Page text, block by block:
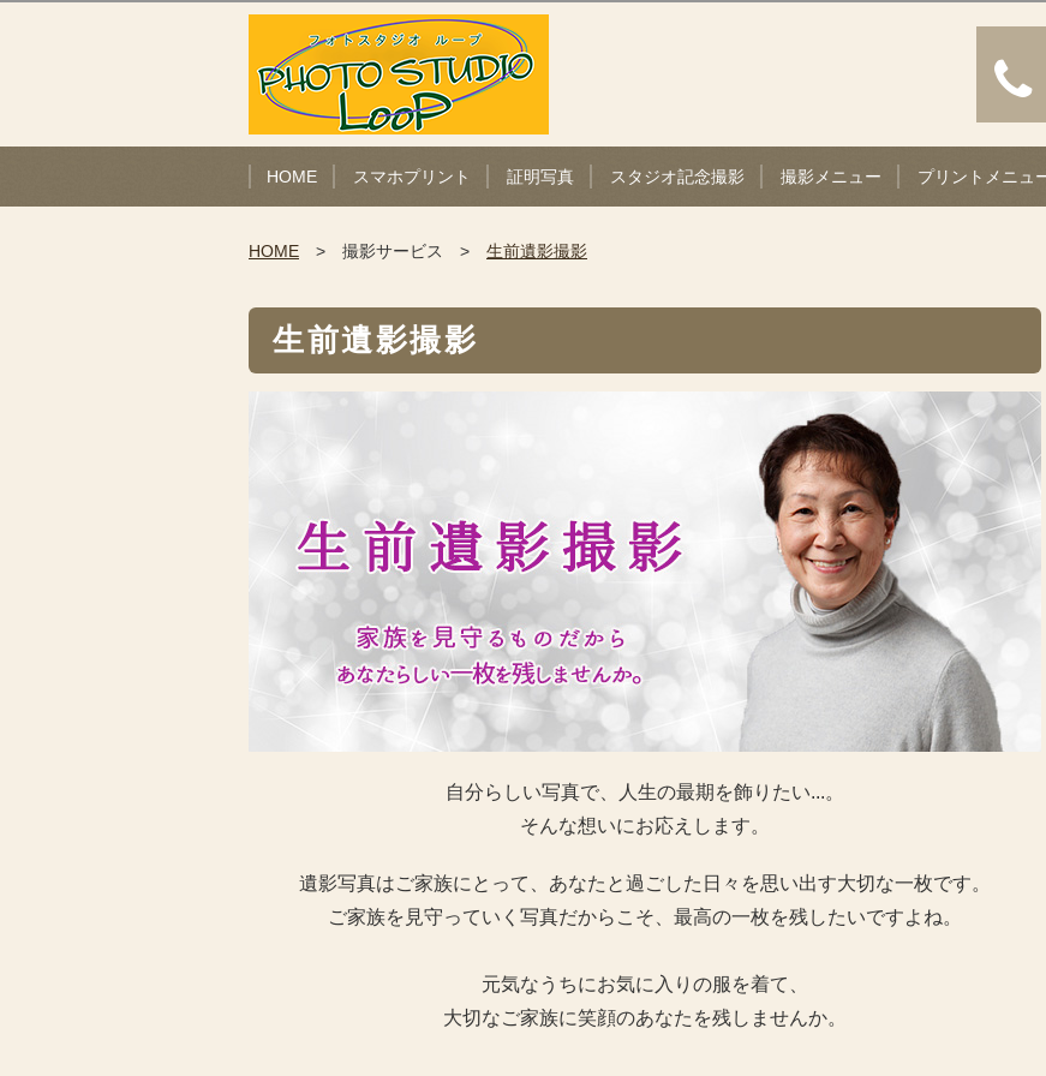
HOME スマホプリント 証明写真 スタジオ記念撮影 撮影メニュー プリントメニュ
HOME 撮影サービス 生前遺影撮影
生前遺影撮影
自分らしい写真で、人生の最期を飾りたい...。
そんな想いにお応えします。
遺影写真はご家族にとって、あなたと過ごした日々を思い出す大切な一枚です。
ご家族を見守っていく写真だからこそ、最高の一枚を残したいですよね。
元気なうちにお気に入りの服を着て、
大切なご家族に笑顔のあなたを残しませんか。